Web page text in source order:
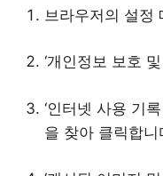
브라우저의 설정
‘개인정보 보호
‘인터넷 사용 기
을 찾아 클릭합니